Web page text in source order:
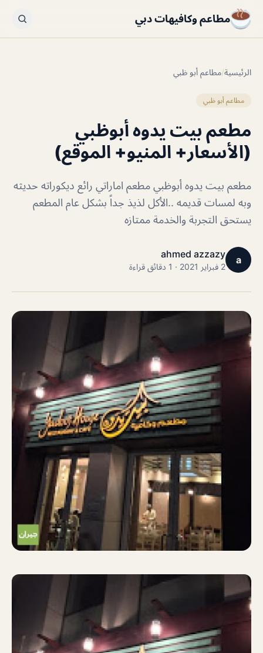
مطاعم وكافيهات دبي
الرئيسية/مطاعم أبو ظبي
مطاعم أبو ظبي
مطعم بيت يدوه أبوظبي
(الأسعار+ المنيو+ الموقع)
مطعم بيت يدوه أبوظبي مطعم اماراتي رائع ديكوراته حديثه
وبه لمسات قديمه ..الأكل لذيذ جداً بشكل عام المطعم
يستحق التجربة والخدمة ممتازه
a
ahmed azzazy
2 فبراير 2021 · 1 دقائق قراءة